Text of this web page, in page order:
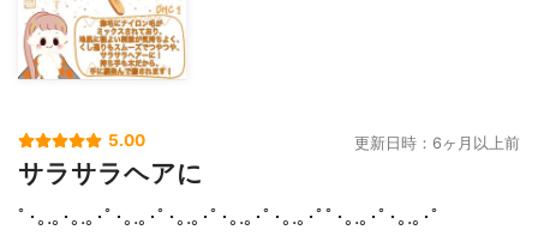
5.00 更新日時：6ヶ月以上前
サラサラヘアに
ﾟ･｡.｡･｡.｡･ﾟ･｡.｡･ﾟ･｡.｡･ﾟ･｡.｡･ﾟ･｡.｡･ﾟﾟ･｡.｡･ﾟ･｡.｡･ﾟ